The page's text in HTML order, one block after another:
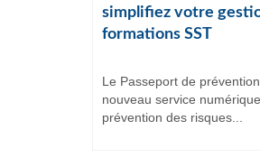
simplifiez votre
formations SST
Le Passeport de
nouveau service
prévention des risques...